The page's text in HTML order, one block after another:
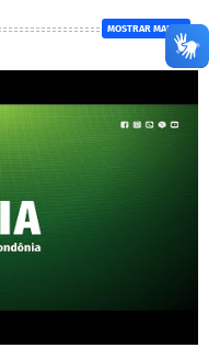
MOSTRAR MAIS